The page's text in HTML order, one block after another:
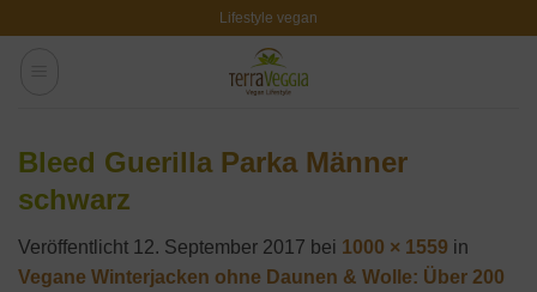
Lifestyle vegan
Bleed Guerilla Parka Männer
schwarz
Veröffentlicht 12. September 2017 bei 1000 × 1559 in
Vegane Winterjacken ohne Daunen & Wolle: Über 200